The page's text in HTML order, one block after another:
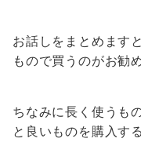
お話しをまとめます
もので買うのがお勧
ちなみに長く使うも
と良いものを購入す